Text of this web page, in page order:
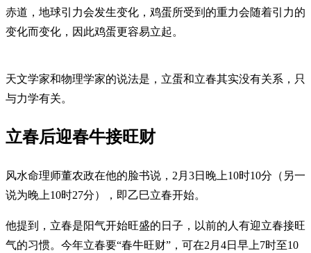
赤道，地球引力会发生变化，鸡蛋所受到的重力会随着引力的
变化而变化，因此鸡蛋更容易立起。
天文学家和物理学家的说法是，立蛋和立春其实没有关系，只
与力学有关。
立春后迎春牛接旺财
风水命理师董农政在他的脸书说，2月3日晚上10时10分（另一
说为晚上10时27分），即乙巳立春开始。
他提到，立春是阳气开始旺盛的日子，以前的人有迎立春接旺
气的习惯。今年立春要“春牛旺财”，可在2月4日早上7时至10